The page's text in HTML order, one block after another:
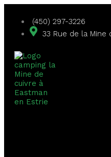
(450) 297-3226
33 Rue de la Mine